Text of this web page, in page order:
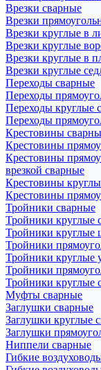
Врезки сварные
Врезки
Врезки круглые в
Врезки круглые
Врезки круглые в
Врезки круглые
Переходы сварные
Переходы
Переходы круглые
Переходы
Крестовины
Крестовины
Крестовины
врезкой сварные
Крестовины
Крестовины
Тройники сварные
Тройники круглые
Тройники круглые
Тройники
Тройники круглые
Тройники
Тройники круглые
Муфты сварные
Заглушки сварные
Заглушки круглые
Заглушки
Ниппели сварные
Гибкие